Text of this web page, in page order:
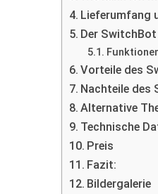
Lieferumfang
Der
Vorteile des
Nachteile des
Alternative
Technische
Preis
Fazit:
Bildergalerie